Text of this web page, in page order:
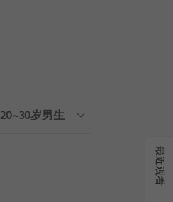
20~30岁男生
最近观看